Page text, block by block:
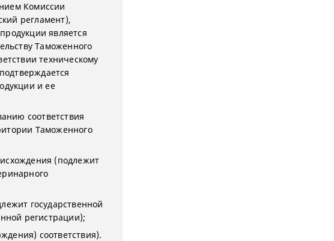
Комиссии
регламент),
является
Таможенного
техническому
и ее
соответствия
Таможенного
(подлежит
государственной
регистрации);
соответствия).